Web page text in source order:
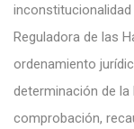
Reguladora de las
ordenamiento
determinación de la
comprobación,